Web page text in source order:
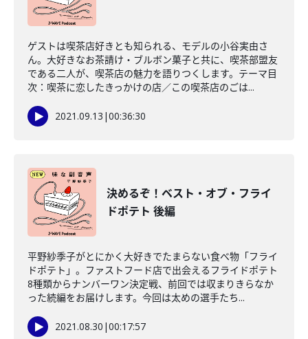
ゲストは喫茶店好きとも知られる、モデルの小谷実由さ
ん。大好きなお茶請け・ブルボン菓子と共に、喫茶部盟友
である二人が、喫茶店の魅力を語りつくします。テーマ目
次：喫茶に恋したきっかけの店／この喫茶店のごは...
2021.09.13 |00:36:30
決めるぞ！ベスト・オブ・フライ
ドポテト 後編
平野紗季子がとにかく大好きでたまらない食べ物「フライ
ドポテト」。ファストフード店で出会えるフライドポテト
8種類からナンバーワン決定戦、前回では収まりきらなか
った続編をお届けします。今回は太めの選手たち...
2021.08.30 |00:17:57